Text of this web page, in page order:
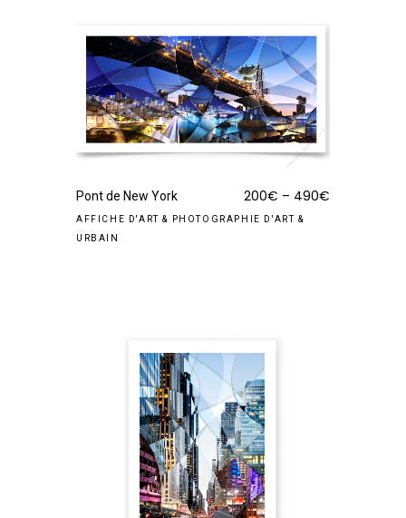
Pont de New York 200€ – 490€
AFFICHE D'ART & PHOTOGRAPHIE D'ART &
URBAIN